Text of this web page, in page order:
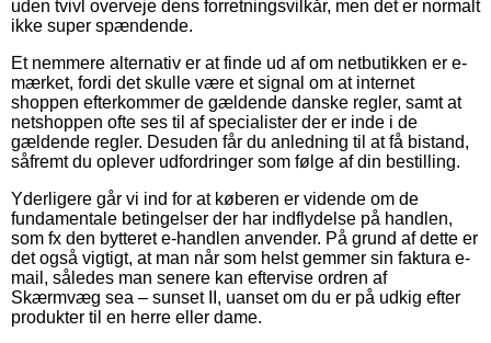
uden tvivl overveje dens forretningsvilkår, men det er normalt
ikke super spændende.
Et nemmere alternativ er at finde ud af om netbutikken er e-
mærket, fordi det skulle være et signal om at internet
shoppen efterkommer de gældende danske regler, samt at
netshoppen ofte ses til af specialister der er inde i de
gældende regler. Desuden får du anledning til at få bistand,
såfremt du oplever udfordringer som følge af din bestilling.
Yderligere går vi ind for at køberen er vidende om de
fundamentale betingelser der har indflydelse på handlen,
som fx den bytteret e-handlen anvender. På grund af dette er
det også vigtigt, at man når som helst gemmer sin faktura e-
mail, således man senere kan eftervise ordren af
Skærmvæg sea – sunset II, uanset om du er på udkig efter
produkter til en herre eller dame.